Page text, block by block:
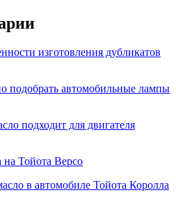
изготовления дубликатов
подобрать автомобильные лампы
подходит для двигателя
на Тойота Версо
в автомобиле Тойота Королла